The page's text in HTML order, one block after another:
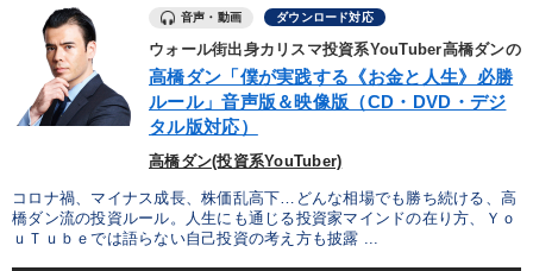
音声・動画 ダウンロード対応
ウォール街出身カリスマ投資系YouTuber高橋ダンの
高橋ダン「僕が実践する《お金と人生》必勝
ルール」音声版＆映像版（CD・DVD・デジ
タル版対応）
高橋ダン(投資系YouTuber)
コロナ禍、マイナス成長、株価乱高下…どんな相場でも勝ち続ける、高
橋ダン流の投資ルール。人生にも通じる投資家マインドの在り方、Ｙｏ
ｕＴｕｂｅでは語らない自己投資の考え方も披露 ...